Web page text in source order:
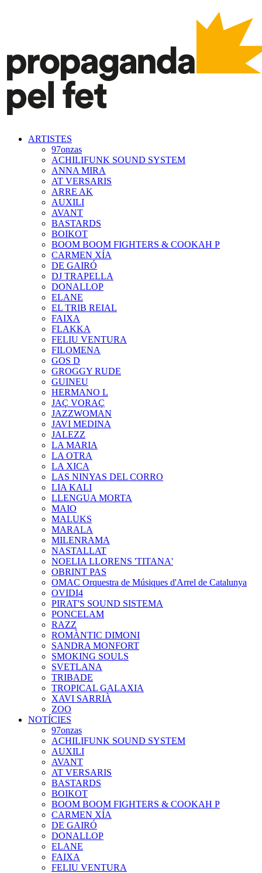
ARTISTES
97onzas
ACHILIFUNK SOUND SYSTEM
ANNA MIRA
AT VERSARIS
ARRE AK
AUXILI
AVANT
BASTARDS
BOIKOT
BOOM BOOM FIGHTERS & COOKAH P
CARMEN XÍA
DE GAIRÓ
DJ TRAPELLA
DONALLOP
ELANE
EL TRIB REIAL
FAIXA
FLAKKA
FELIU VENTURA
FILOMENA
GOS D
GROGGY RUDE
GUINEU
HERMANO L
JAÇ VORAÇ
JAZZWOMAN
JAVI MEDINA
JALEZZ
LA MARIA
LA OTRA
LA XICA
LAS NINYAS DEL CORRO
LIA KALI
LLENGUA MORTA
MAIO
MALUKS
MARALA
MILENRAMA
NASTALLAT
NOELIA LLORENS 'TITANA'
OBRINT PAS
OMAC Orquestra de Músiques d'Arrel de Catalunya
OVIDI4
PIRAT'S SOUND SISTEMA
PONCELAM
RAZZ
ROMÀNTIC DIMONI
SANDRA MONFORT
SMOKING SOULS
SVETLANA
TRIBADE
TROPICAL GALAXIA
XAVI SARRIÀ
ZOO
NOTÍCIES
97onzas
ACHILIFUNK SOUND SYSTEM
AUXILI
AVANT
AT VERSARIS
BASTARDS
BOIKOT
BOOM BOOM FIGHTERS & COOKAH P
CARMEN XÍA
DE GAIRÓ
DONALLOP
ELANE
FAIXA
FELIU VENTURA